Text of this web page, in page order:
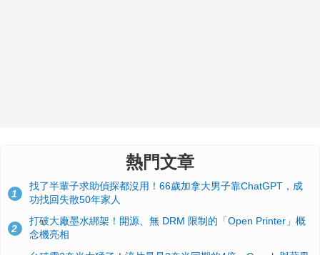
熱門文章
1
找了半輩子求助偵探都沒用！66歲加拿大男子靠ChatGPT，成
功找回失散50年家人
2
打破大廠墨水綁架！開源、無 DRM 限制的「Open Printer」概
念機亮相